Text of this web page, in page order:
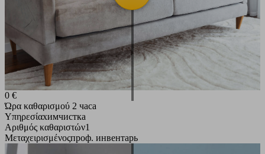
0 €
Ώρα καθαρισμού 2 часа
Υπηρεσίαхимчистка
Αριθμός καθαριστών1
Μεταχειρισμένοςпроф. инвентарь